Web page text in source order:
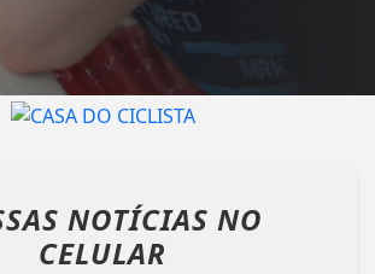
NOTÍCIAS NO
CELULAR